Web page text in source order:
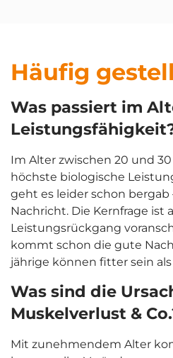
Häufig
Was passiert im
Im Alter zwischen 20 und
höchste biologische
geht es leider schon bergab
Nachricht. Die Kernfrage ist
Leistungsrückgang
kommt schon die gute
jährige können fitter sein
Was sind die
Muskelverlust &
Mit zunehmendem Alter